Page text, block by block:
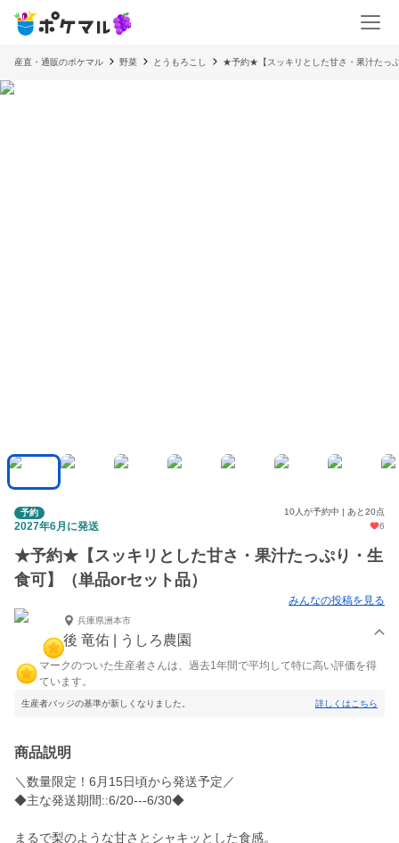
産直・通販のポケマル 野菜 とうもろこし ★予約★【スッキリとした甘さ・果汁たっ
予約 10人が予約中 | あと20点
2027年6月に発送 6
★予約★【スッキリとした甘さ・果汁たっぷり・生
食可】（単品orセット品）
みんなの投稿を見る
兵庫県洲本市
後 竜佑 | うしろ農園
マークのついた生産者さんは、過去1年間で平均して特に高い評価を得
ています。
生産者バッジの基準が新しくなりました。 詳しくはこちら
商品説明
＼数量限定！6月15日頃から発送予定／
◆主な発送期間::6/20---6/30◆
まるで梨のような甘さとシャキッとした食感。